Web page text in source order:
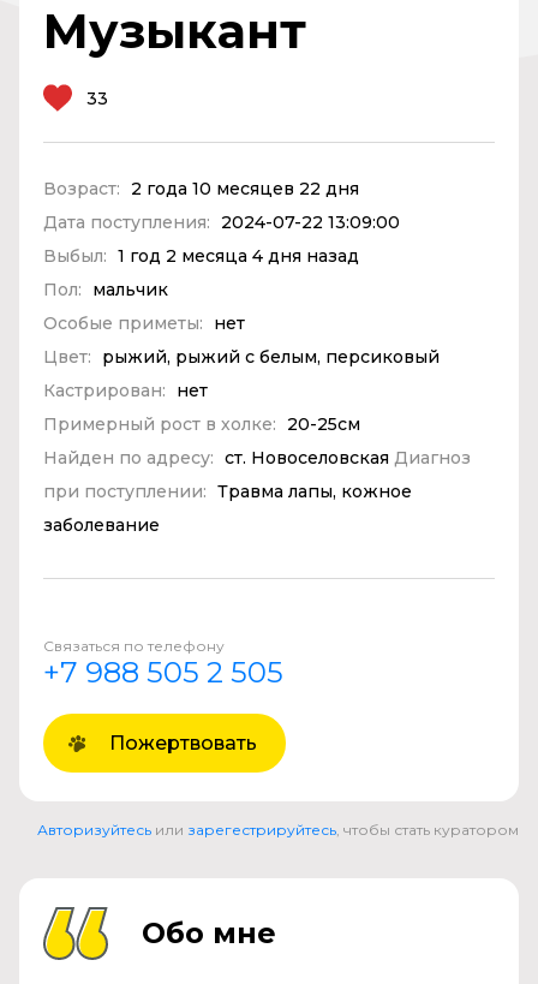
Музыкант
33
Возраст:
2 года 10 месяцев 22 дня
Дата поступления:
2024-07-22 13:09:00
Выбыл: 1 год 2 месяца 4 дня назад
Пол:
мальчик
Особые приметы:
нет
Цвет:
рыжий, рыжий с белым, персиковый
Кастрирован:
нет
Примерный рост в холке:
20-25см
Найден по адресу: ст. Новоселовская Диагноз
при поступлении: Травма лапы, кожное
заболевание
Связаться по телефону
+7 988 505 2 505
Пожертвовать
Авторизуйтесь или зарегестрируйтесь, чтобы стать куратором
Обо мне